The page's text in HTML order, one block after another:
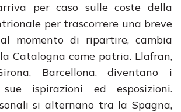
per caso sulle coste della
per trascorrere una breve
momento di ripartire, cambia
Catalogna come patria. Llafran,
Barcellona, diventano i
ispirazioni ed esposizioni.
si alternano tra la Spagna,